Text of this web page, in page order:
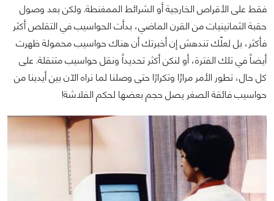
فقط على الأقراص الخارجية أو الشرائط الممغنطة. ولكن بعد وصول
حقبة الثمانينيات من القرن الماضي، بدأت الحواسيب في التقلص أكثر
فأكثر، بل لعلّك تندهش إن أخبرتك أن هناك حواسيب محمولة ظهرت
أيضاً في تلك الفترة، أو لنكن أكثر تحديداً ونقل حواسيب متنقلة. على
كل حال، تطور الأمر مرارُا وتكرارًا حتى وصلنا لما نراه الآن بين أيدينا من
حواسيب فائقة الصغر يصل حجم بعضها لحكم الفلاشة!